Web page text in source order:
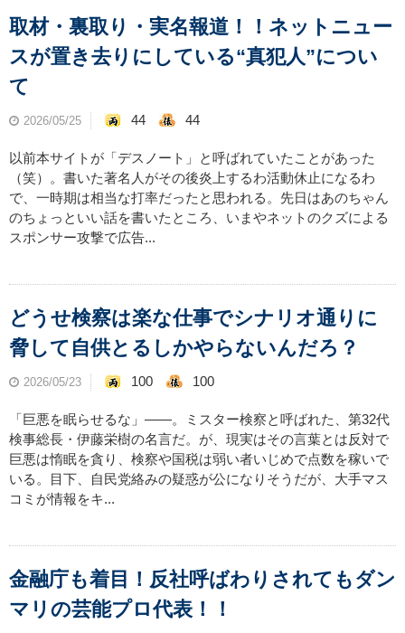
取材・裏取り・実名報道！！ネットニュー
スが置き去りにしている“真犯人”につい
て
2026/05/25 44 44
以前本サイトが「デスノート」と呼ばれていたことがあった
（笑）。書いた著名人がその後炎上するわ活動休止になるわ
で、一時期は相当な打率だったと思われる。先日はあのちゃん
のちょっといい話を書いたところ、いまやネットのクズによる
スポンサー攻撃で広告...
どうせ検察は楽な仕事でシナリオ通りに
脅して自供とるしかやらないんだろ？
2026/05/23 100 100
「巨悪を眠らせるな」――。ミスター検察と呼ばれた、第32代
検事総長・伊藤栄樹の名言だ。が、現実はその言葉とは反対で
巨悪は惰眠を貪り、検察や国税は弱い者いじめで点数を稼いで
いる。目下、自民党絡みの疑惑が公になりそうだが、大手マス
コミが情報をキ...
金融庁も着目！反社呼ばわりされてもダン
マリの芸能プロ代表！！